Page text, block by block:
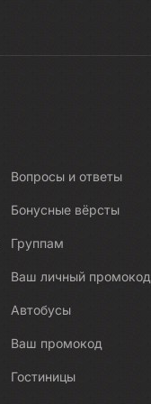
Вопросы и ответы
Бонусные вёрсты
Группам
Ваш личный промокод
Автобусы
Ваш промокод
Гостиницы